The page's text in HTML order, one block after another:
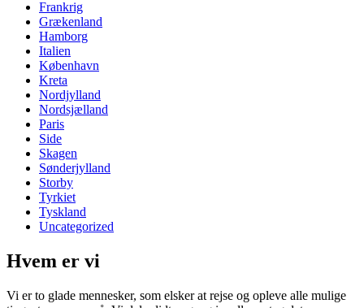
Frankrig
Grækenland
Hamborg
Italien
København
Kreta
Nordjylland
Nordsjælland
Paris
Side
Skagen
Sønderjylland
Storby
Tyrkiet
Tyskland
Uncategorized
Hvem er vi
Vi er to glade mennesker, som elsker at rejse og opleve alle mulige